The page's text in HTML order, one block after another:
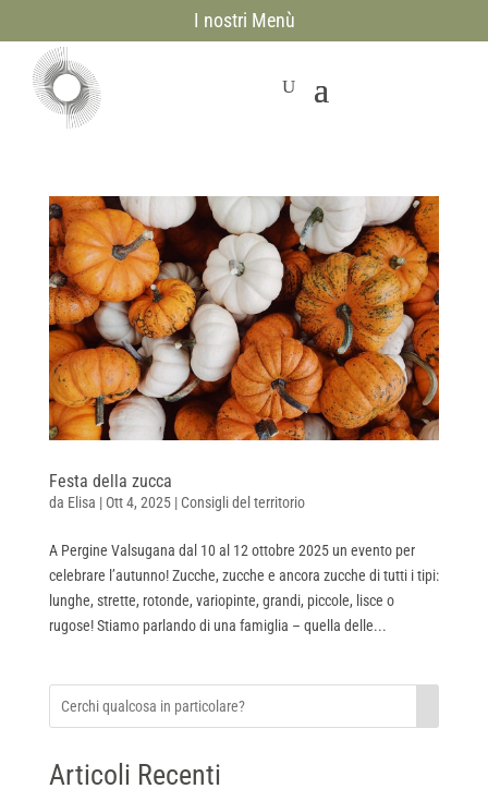
I nostri Menù
Festa della zucca
da Elisa | Ott 4, 2025| Consigli del territorio
A Pergine Valsugana dal 10 al 12 ottobre 2025 un evento per
celebrare l’autunno! Zucche, zucche e ancora zucche di tutti i tipi:
lunghe, strette, rotonde, variopinte, grandi, piccole, lisce o
rugose! Stiamo parlando di una famiglia – quella delle...
Articoli Recenti